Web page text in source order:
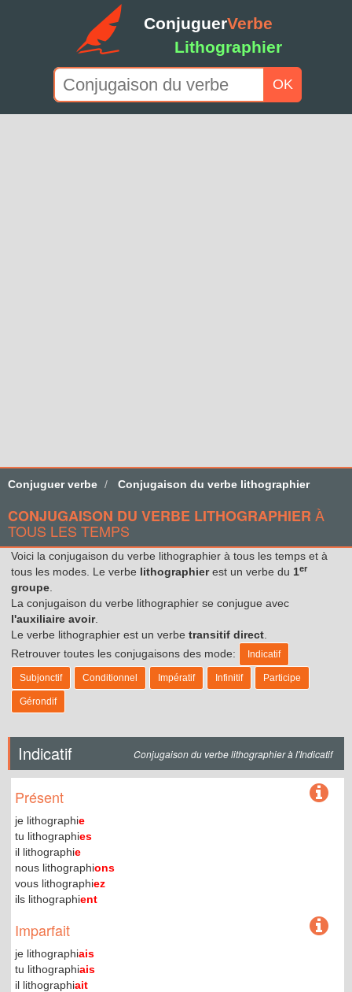
ConjuguerVerbe
Lithographier
OK
Conjuguer verbe Conjugaison du verbe lithographier
CONJUGAISON DU VERBE LITHOGRAPHIER À
TOUS LES TEMPS
Voici la conjugaison du verbe lithographier à tous les temps et à
tous les modes. Le verbe lithographierest un verbe du 1er
groupe
La conjugaison du verbe lithographier se conjugue avec
l'auxiliaire avoir.
Le verbe lithographier est un verbe transitif direct
Retrouver toutes les conjugaisons des mode:
Indicatif
Subjonctif Conditionnel Impératif Infinitif Participe
Gérondif
Indicatif Conjugaison du verbe lithographier à l'Indicatif
Présent
je lithographie
tu lithographies
il lithographie
nous lithographions
vous lithographiez
ils lithographient
Imparfait
je lithographiais
tu lithographiais
il lithographiait